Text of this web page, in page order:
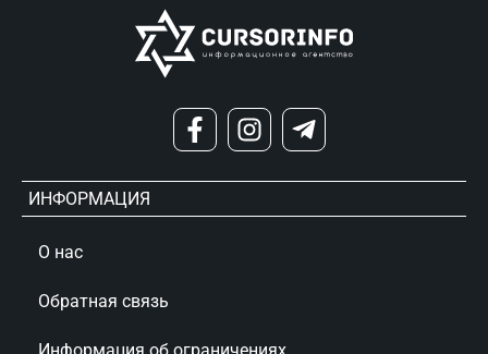
ИНФОРМАЦИЯ
О нас
Обратная связь